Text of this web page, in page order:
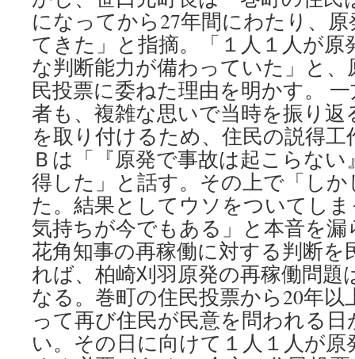
になってから27年間にわたり、
てきた」と指摘。「１人１人が原
な判断能力が備わっていた」と
民投票に委ねた理由を明かす。
者も、複雑な思いで当時を振り返
を取り付けるため、住民の説得
Ｂは「『原発で事故は起こらな
得した」と話す。その上で「し
た。結果としてウソをついてし
気持ちが今でもある」と本音を漏
花角知事の再稼働に対する判断を
れば、柏崎刈羽原発の再稼働問題
なる。巻町の住民投票から20年
って再び住民が民意を問われる
い。その日に向けて１人１人が